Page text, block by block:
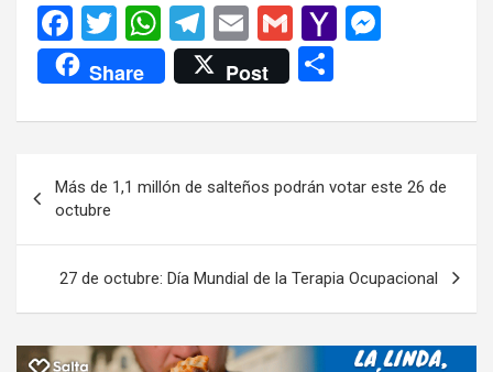
F
a
ce
b
o
k
T
wi
tt
er
W
h
at
s
p
p
T
el
e
gr
m
E
m
ail
G
m
ail
Y
o
M
ail
n
er
Share Post
m
ar
tir
de
entradas
Más de 1,1 millón de salteños podrán votar este 26 de
octubre
27 de octubre: Día Mundial de la Terapia Ocupacional